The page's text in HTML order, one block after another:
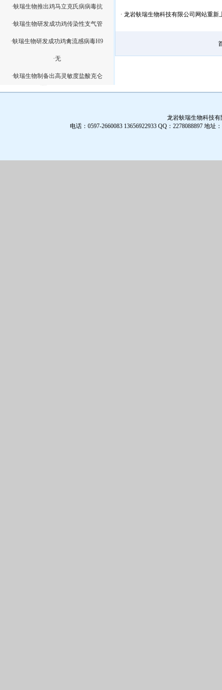
·蚨瑞生物推出鸡马立克氏病病毒抗
·蚨瑞生物研发成功鸡传染性支气管
·蚨瑞生物研发成功鸡禽流感病毒H9
·无
·蚨瑞生物制备出高灵敏度盐酸克仑
· 龙岩蚨瑞生物科技有限公司网站重新
龙岩蚨瑞生物科技
电话：0597-2660083 13656922933 QQ：2278088897 地